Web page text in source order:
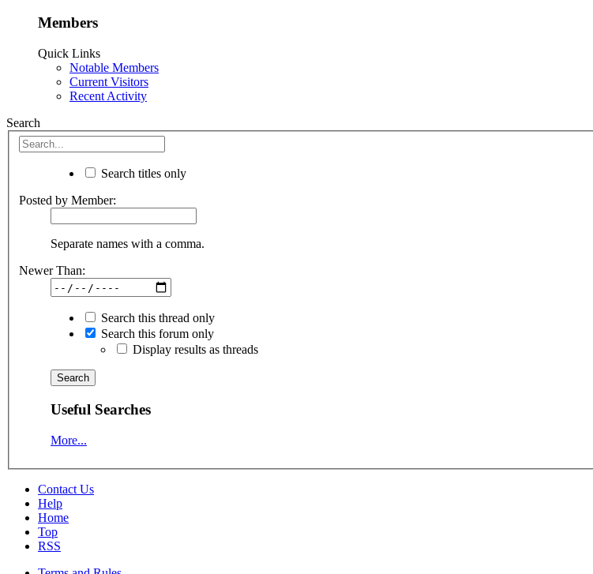
Members
Quick Links
Notable Members
Current Visitors
Recent Activity
Search
Search titles only
Posted by Member:
Separate names with a comma.
Newer Than:
Search this thread only
Search this forum only
Display results as threads
Useful Searches
More...
Contact Us
Help
Home
Top
RSS